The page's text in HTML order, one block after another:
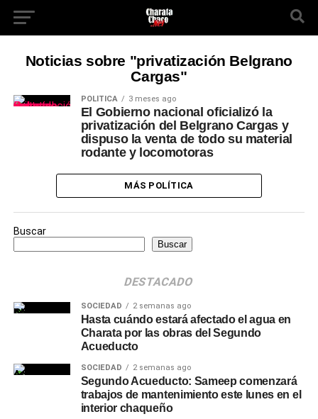
Noticias sobre "privatización Belgrano
Cargas"
POLÍTICA 3 meses ago
El Gobierno nacional oficializó la
privatización del Belgrano Cargas y
dispuso la venta de todo su material
rodante y locomotoras
MÁS POLÍTICA
Buscar
Buscar
DESTACADO
SOCIEDAD 2 semanas ago
Hasta cuándo estará afectado el agua en
Charata por las obras del Segundo
Acueducto
SOCIEDAD 2 semanas ago
Segundo Acueducto: Sameep comenzará
trabajos de mantenimiento este lunes en el
interior chaqueño